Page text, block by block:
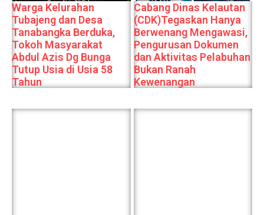
Warga Kelurahan
Tubajeng dan Desa
Tanabangka Berduka,
Tokoh Masyarakat
Abdul Azis Dg Bunga
Tutup Usia di Usia 58
Tahun
Cabang Dinas Kelautan
(CDK)Tegaskan Hanya
Berwenang Mengawasi,
Pengurusan Dokumen
dan Aktivitas Pelabuhan
Bukan Ranah
Kewenangan